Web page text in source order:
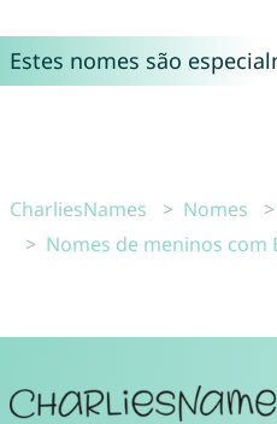
Estes nomes são
CharliesNames Nomes
Nomes de meninos com